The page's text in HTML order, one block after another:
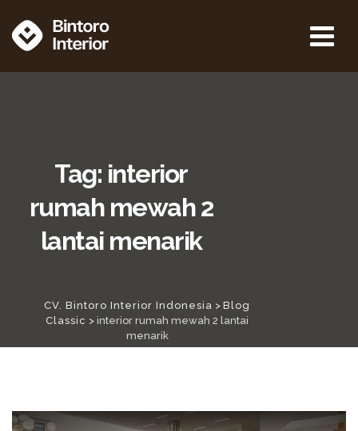
Tag: interior
rumah mewah 2
lantai menarik
CV. Bintoro Interior Indonesia > Blog
Classic > interior rumah mewah 2 lantai
menarik